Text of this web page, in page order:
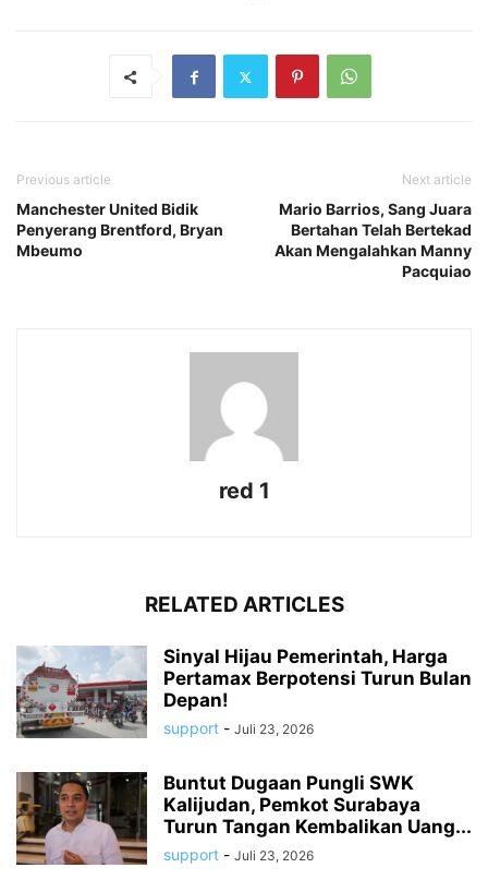
Previous article
Manchester United Bidik
Penyerang Brentford, Bryan
Mbeumo
Next article
Mario Barrios, Sang Juara
Bertahan Telah Bertekad
Akan Mengalahkan Manny
Pacquiao
red 1
RELATED ARTICLES
Sinyal Hijau Pemerintah, Harga
Pertamax Berpotensi Turun Bulan
Depan!
support - Juli 23, 2026
Buntut Dugaan Pungli SWK
Kalijudan, Pemkot Surabaya
Turun Tangan Kembalikan Uang...
support - Juli 23, 2026